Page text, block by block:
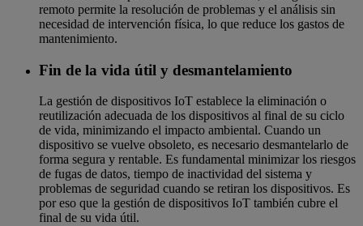
remoto permite la resolución de problemas y el análisis sin
necesidad de intervención física, lo que reduce los gastos de
mantenimiento.
Fin de la vida útil y desmantelamiento
La gestión de dispositivos IoT establece la eliminación o
reutilización adecuada de los dispositivos al final de su ciclo
de vida, minimizando el impacto ambiental. Cuando un
dispositivo se vuelve obsoleto, es necesario desmantelarlo de
forma segura y rentable. Es fundamental minimizar los riesgos
de fugas de datos, tiempo de inactividad del sistema y
problemas de seguridad cuando se retiran los dispositivos. Es
por eso que la gestión de dispositivos IoT también cubre el
final de su vida útil.